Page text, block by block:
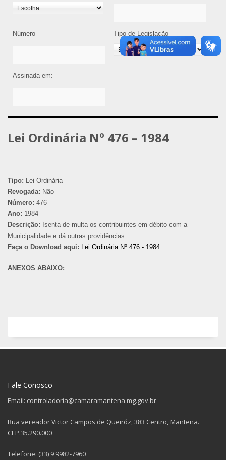
Número Tipo de Legislação
Assinada em:
Lei Ordinária Nº 476 – 1984
Tipo: Lei Ordinária
Revogada: Não
Número: 476
Ano: 1984
Descrição: Isenta de multa os contribuintes em débito com a
Municipalidade e dá outras providências.
Faça o Download aqui: Lei Ordinária Nº 476 - 1984
ANEXOS ABAIXO:
Fale Conosco
Email: controladoria@camaramantena.mg.gov.br
Rua vereador Victor Campos de Queiróz, 383 Centro, Mantena.
CEP.35.290.000
Telefone: (33) 9 9982-7960